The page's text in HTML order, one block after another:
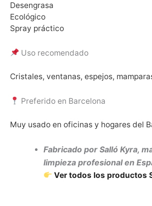
Desengrasa
Ecológico
Spray práctico
Uso recomendado
Cristales, ventanas, espejos,
Preferido en Barcelona
Muy usado en oficinas y hogares del
Fabricado por Salló Kyra,
limpieza profesional en
Ver todos los productos